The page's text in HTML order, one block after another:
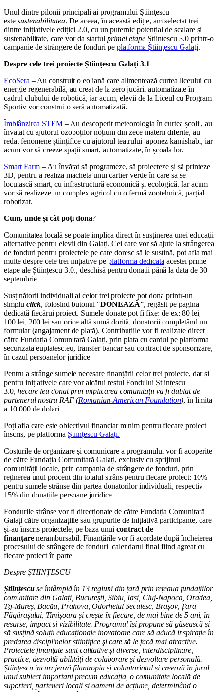
Unul dintre pilonii principali ai programului Ştiinţescu
este sustenabilitatea. De aceea, în această ediție, am selectat trei
dintre inițiativele ediției 2.0, cu un puternic potențial de scalare și
sustenabilitate, care vor da startul primei etape Științescu 3.0 printr-o
campanie de strângere de fonduri pe platforma Ştiinţescu Galaţi.
Despre cele trei proiecte Științescu Galați 3.1
EcoSera – Au construit o eoliană care alimentează curtea liceului cu
energie regenerabilă, au creat de la zero jucării automatizate în
cadrul clubului de robotică, iar acum, elevii de la Liceul cu Program
Sportiv vor construi o seră automatizată.
Îmblânzirea STEM – Au descoperit meteorologia în curtea școlii, au
învățat cu ajutorul ozoboților noțiuni din zece materii diferite, au
redat fenomene științifice cu ajutorul teatrului japonez kamishabi, iar
acum vor să creeze spații smart, automatizate, în școala lor.
Smart Farm – Au învățat să programeze, să proiecteze și să printeze
3D, pentru a realiza macheta unui cartier verde în care să se
locuiască smart, cu infrastructură economică și ecologică. Iar acum
vor să realizeze un complex agricol cu o fermă zootehnică, parțial
robotizat.
Cum, unde și cât poți dona?
Comunitatea locală se poate implica direct în susținerea unei educații
alternative pentru elevii din Galați. Cei care vor să ajute la strângerea
de fonduri pentru proiectele pe care doresc să le susțină, pot afla mai
multe despre cele trei inițiative pe platforma dedicată acestei prime
etape ale Științescu 3.0., deschisă pentru donații până la data de 30
septembrie.
Susținătorii individuali ai celor trei proiecte pot dona printr-un
simplu click, folosind butonul “DONEAZĂ”, regăsit pe pagina
dedicată fiecărui proiect. Sumele donate pot fi fixe: de ex: 80 lei,
100 lei, 200 lei sau orice altă sumă dorită, donatorii completând un
formular (angajament de plată). Contribuțiile vor fi realizate direct
către Fundația Comunitară Galați, prin plata cu cardul pe platforma
securizată euplatesc.eu, transfer bancar sau contract de sponsorizare,
în cazul persoanelor juridice.
Pentru a strânge sumele necesare finanțării celor trei proiecte, dar și
pentru inițiativele care vor alcătui restul Fondului Științescu
3.0, fiecare leu donat prin implicarea comunității va fi dublat de
partenerul nostru RAF (Romanian-American Foundation), în limita
a 10.000 de dolari.
Poți afla care este obiectivul financiar minim pentru fiecare proiect
înscris, pe platforma Științescu Galați.
Costurile de organizare și comunicare a programului vor fi acoperite
de către Fundația Comunitară Galați, exclusiv cu sprijinul
comunității locale, prin campania de strângere de fonduri, prin
reținerea unui procent din totalul strâns pentru fiecare proiect: 10%
pentru sumele strânse din partea donatorilor individuali, respectiv
15% din donațiile persoane juridice.
Fondurile strânse vor fi direcționate de către Fundația Comunitară
Galați către organizațiile sau grupurile de inițiativă participante, care
și-au înscris proiectele, pe baza unui contract de
finanțare nerambursabil. Finanțările vor fi acordate după încheierea
procesului de strângere de fonduri, calendarul final fiind agreat cu
fiecare proiect în parte.
Despre ȘTIINȚESCU
Științescu se întâmplă în 13 regiuni din țară prin rețeaua fundațiilor
comunitare din Galați, București, Sibiu, Iași, Cluj-Napoca, Oradea,
Tg-Mureș, Bacău, Prahova, Odorheiul Secuiesc, Brașov, Țara
Făgărașului, Timișoara și crește în fiecare, de mai bine de 5 ani, în
resurse, impact și vizibilitate. Programul își propune să găsească și
să susțină soluții educaționale inovatoare care să aducă inspirație în
predarea disciplinelor științifice şi care să le facă mai atractive.
Proiectele finanțate sunt calitative și diverse, interdisciplinare,
practice, dezvoltă abilități de colaborare și dezvoltare personală.
Științescu încurajează filantropia și voluntariatul și creează în jurul
unui subiect important precum educația, o comunitate locală de
suporteri, parteneri locali și oameni de acțiune, determinând o